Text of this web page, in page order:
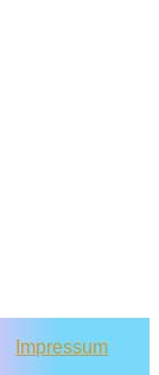
Impressum